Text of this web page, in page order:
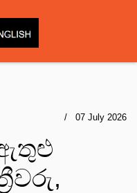
07 July 2026
ඇතුළු